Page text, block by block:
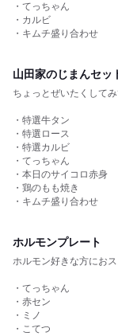
・てっちゃん
・カルビ
・キムチ盛り合わせ
山田家のじまんセッ
ちょっとぜいたくして
・特選牛タン
・特選ロース
・特選カルビ
・てっちゃん
・本日のサイコロ赤身
・鶏のもも焼き
・キムチ盛り合わせ
ホルモンプレート
ホルモン好きな方にお
・てっちゃん
・赤セン
・ミノ
・こてつ